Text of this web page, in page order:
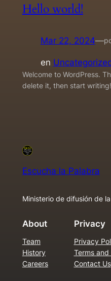
Hello world!
Mar 22, 2024—
en
Welcome to WordPress.
delete it, then start writing!
Escucha la Palabra
Ministerio de difusión de
About
Team
History
Careers
Privacy
Privacy
Terms
Contact Us